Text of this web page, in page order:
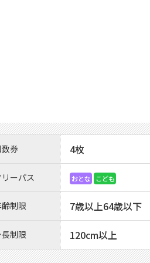
券 4枚
リーパス おとな こども
制限 7歳以上64歳以下
制限 120cm以上